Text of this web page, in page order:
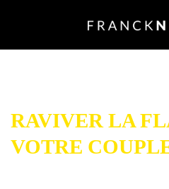
RAVIVER LA
VOTRE